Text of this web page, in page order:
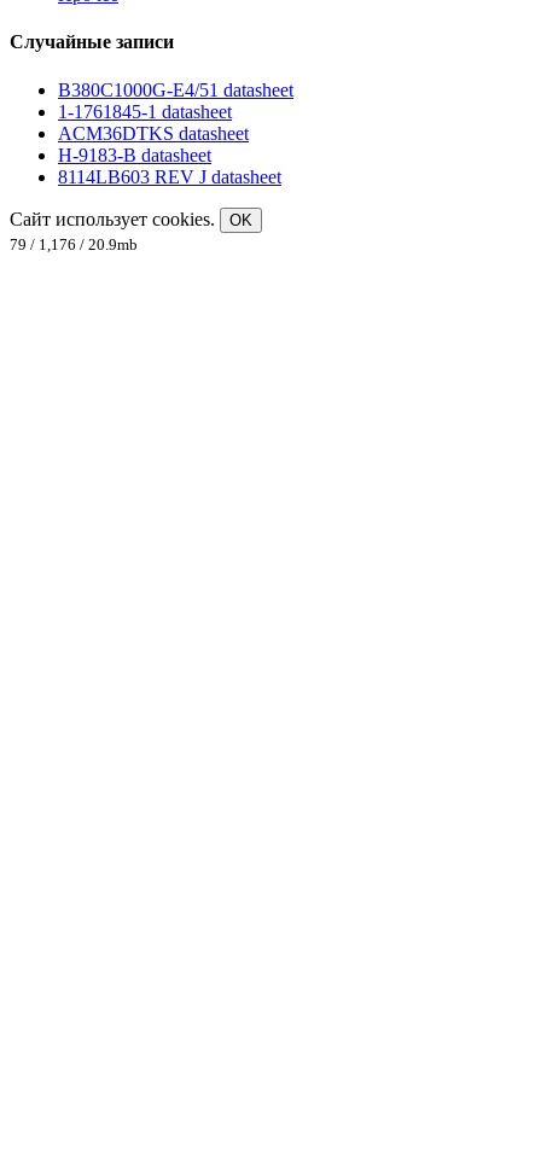
Случайные записи
B380C1000G-E4/51 datasheet
1-1761845-1 datasheet
ACM36DTKS datasheet
H-9183-B datasheet
8114LB603 REV J datasheet
Сайт использует cookies.
OK
79 / 1,176 / 20.9mb